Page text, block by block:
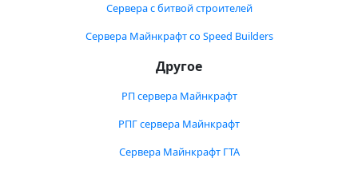
Сервера с битвой строителей
Сервера Майнкрафт со Speed Builders
Другое
РП сервера Майнкрафт
РПГ сервера Майнкрафт
Сервера Майнкрафт ГТА